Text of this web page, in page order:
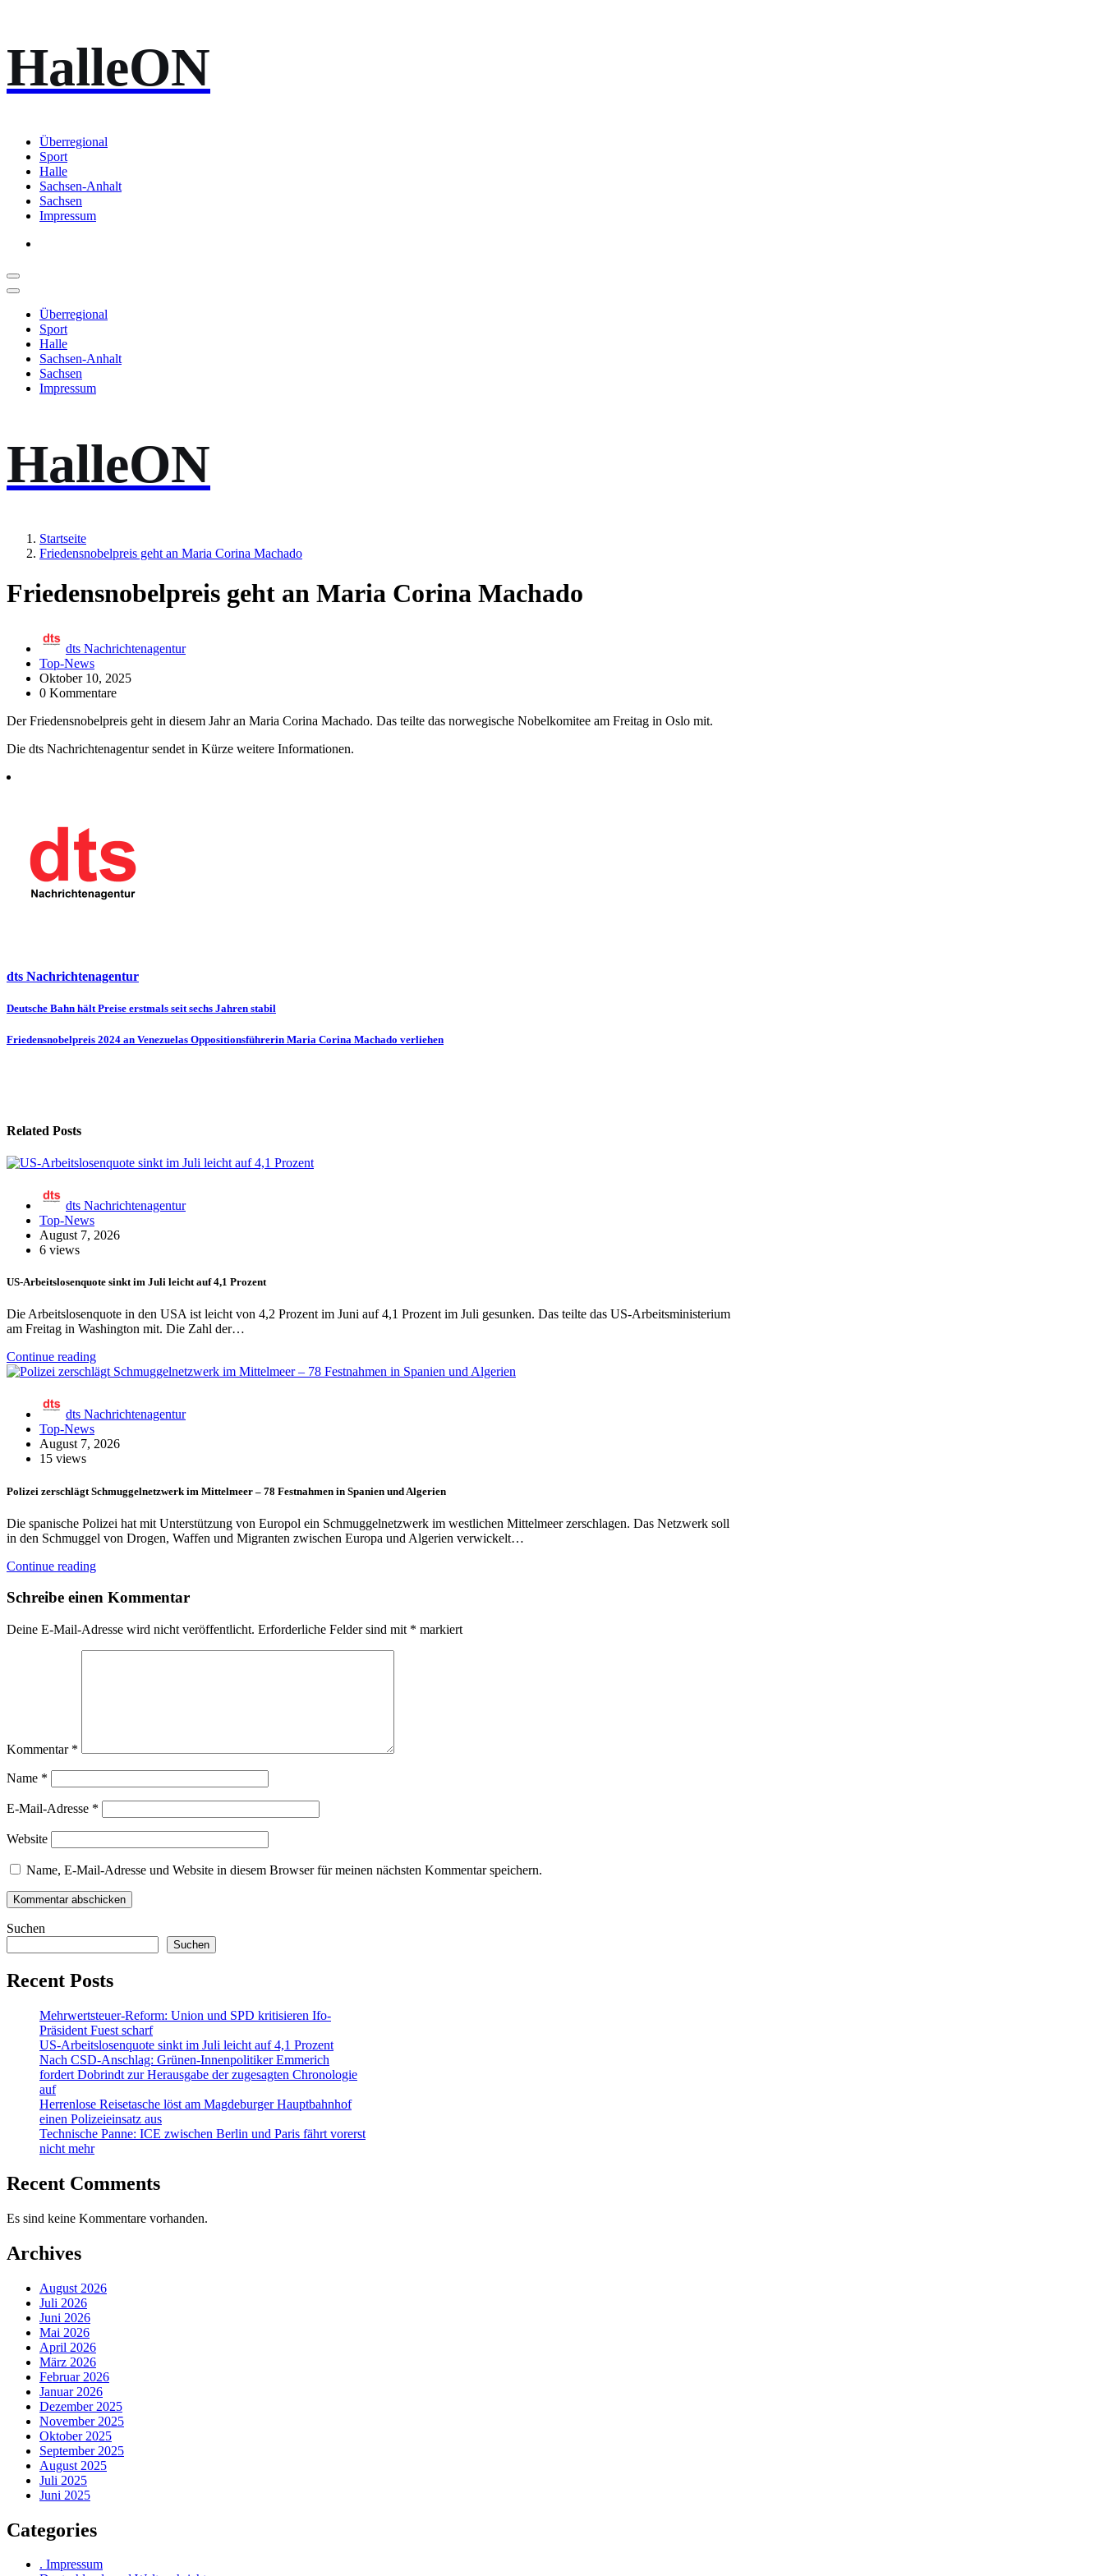
Inhalt
springen
HalleON
Überregional
Sport
Halle
Sachsen-Anhalt
Sachsen
Impressum
Überregional
Sport
Halle
Sachsen-Anhalt
Sachsen
Impressum
HalleON
Startseite
Friedensnobelpreis geht an Maria Corina Machado
Friedensnobelpreis geht an Maria Corina Machado
dts Nachrichtenagentur
Top-News
Oktober 10, 2025
0 Kommentare
Der Friedensnobelpreis geht in diesem Jahr an Maria Corina Machado. Das teilte das norwegische Nobelkomitee am Freitag in Oslo mit.
Die dts Nachrichtenagentur sendet in Kürze weitere Informationen.
dts Nachrichtenagentur
Beitragsnavigation
Deutsche Bahn hält Preise erstmals seit sechs Jahren stabil
Friedensnobelpreis 2024 an Venezuelas Oppositionsführerin Maria Corina Machado verliehen
Related Posts
dts Nachrichtenagentur
Top-News
August 7, 2026
6 views
US-Arbeitslosenquote sinkt im Juli leicht auf 4,1 Prozent
Die Arbeitslosenquote in den USA ist leicht von 4,2 Prozent im Juni auf 4,1 Prozent im Juli gesunken. Das teilte das US-Arbeitsministerium
am Freitag in Washington mit. Die Zahl der…
Continue reading
dts Nachrichtenagentur
Top-News
August 7, 2026
15 views
Polizei zerschlägt Schmuggelnetzwerk im Mittelmeer – 78 Festnahmen in Spanien und Algerien
Die spanische Polizei hat mit Unterstützung von Europol ein Schmuggelnetzwerk im westlichen Mittelmeer zerschlagen. Das Netzwerk soll
in den Schmuggel von Drogen, Waffen und Migranten zwischen Europa und Algerien verwickelt…
Continue reading
Schreibe einen Kommentar
Deine E-Mail-Adresse wird nicht veröffentlicht. Erforderliche Felder sind mit * markiert
Kommentar *
Name *
E-Mail-Adresse *
Website
Name, E-Mail-Adresse und Website in diesem Browser für meinen nächsten Kommentar speichern.
Suchen
Suchen
Recent Posts
Mehrwertsteuer-Reform: Union und SPD kritisieren Ifo-
Präsident Fuest scharf
US-Arbeitslosenquote sinkt im Juli leicht auf 4,1 Prozent
Nach CSD-Anschlag: Grünen-Innenpolitiker Emmerich
fordert Dobrindt zur Herausgabe der zugesagten Chronologie
auf
Herrenlose Reisetasche löst am Magdeburger Hauptbahnhof
einen Polizeieinsatz aus
Technische Panne: ICE zwischen Berlin und Paris fährt vorerst
nicht mehr
Recent Comments
Es sind keine Kommentare vorhanden.
Archives
August 2026
Juli 2026
Juni 2026
Mai 2026
April 2026
März 2026
Februar 2026
Januar 2026
Dezember 2025
November 2025
Oktober 2025
September 2025
August 2025
Juli 2025
Juni 2025
Categories
. Impressum